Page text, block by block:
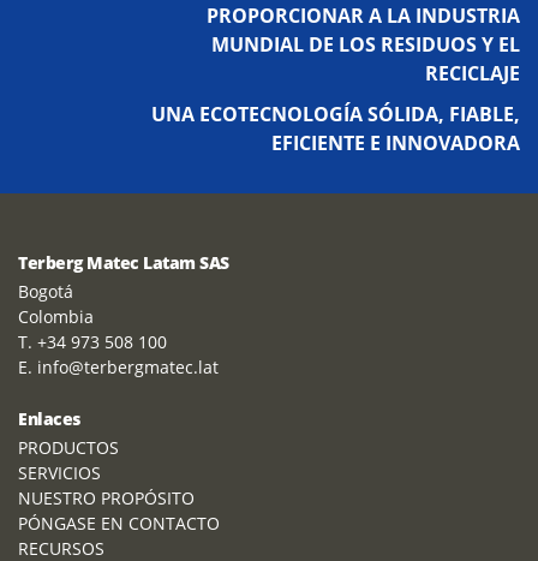
PROPORCIONAR A LA INDUSTRIA
MUNDIAL DE LOS RESIDUOS Y EL
RECICLAJE
UNA ECOTECNOLOGÍA SÓLIDA, FIABLE,
EFICIENTE E INNOVADORA
Terberg Matec Latam SAS
Bogotá
Colombia
T. +34 973 508 100
E. info@terbergmatec.lat
Enlaces
PRODUCTOS
SERVICIOS
NUESTRO PROPÓSITO
PÓNGASE EN CONTACTO
RECURSOS